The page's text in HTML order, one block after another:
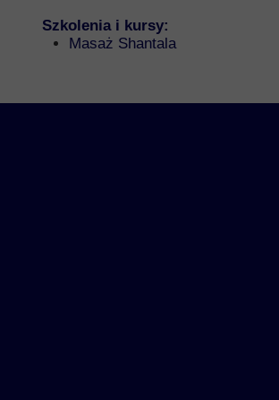
Szkolenia i kursy:
Masaż Shantala